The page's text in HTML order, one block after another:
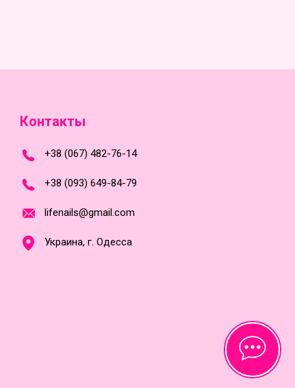
Контакты
+38 (067) 482-76-14
+38 (093) 649-84-79
lifenails@gmail.com
Украина, г. Одесса